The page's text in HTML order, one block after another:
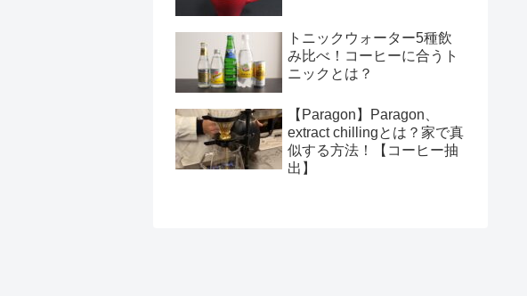
トニックウォーター5種飲
み比べ！コーヒーに合うト
ニックとは？
【Paragon】Paragon、
extract chillingとは？家で真
似する方法！【コーヒー抽
出】